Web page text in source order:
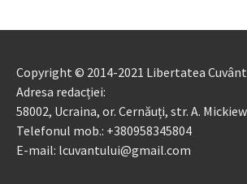
Copyright © 2014-2021 Libertatea
Adresa redacției:
58002, Ucraina, or. Cernăuți, str. A.
Telefonul mob.: +380958345804
E-mail: lcuvantului@gmail.com